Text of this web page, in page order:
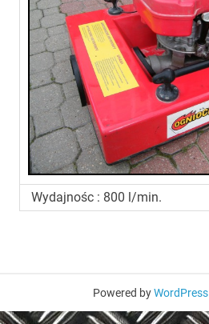
Wydajnośc : 800 l/min.
Powered byWordPress